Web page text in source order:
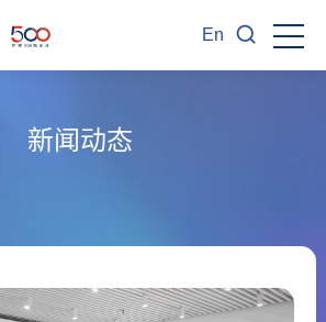
En
新闻动态